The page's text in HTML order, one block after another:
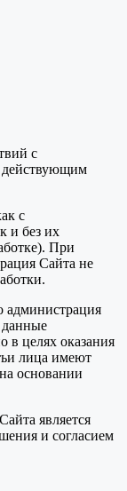
с
действующим
с
и без их
При
Сайта не
администрация
данные
в целях оказания
лица имеют
основании
является
и согласием